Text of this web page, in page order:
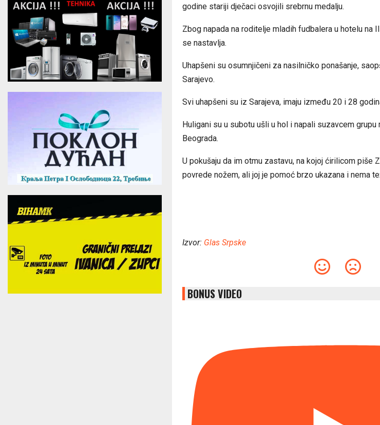
godine stariji dječaci osvojili srebrnu medalju.
Zbog napada na roditelje mladih fudbalera u hotelu na
se nastavlja.
Uhapšeni su osumnjičeni za nasilničko ponašanje,
Sarajevo.
Svi uhapšeni su iz Sarajeva, imaju između 20 i 28
Huligani su u subotu ušli u hol i napali suzavcem
Beograda.
U pokušaju da im otmu zastavu, na kojoj ćirilicom piše
povrede nožem, ali joj je pomoć brzo ukazana i nema
Izvor: Glas Srpske
BONUS VIDEO